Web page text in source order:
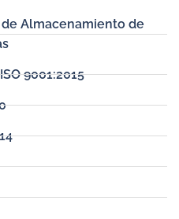
de Almacenamiento de
9001:2015